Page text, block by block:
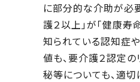
に部分的な介助が必
護２以上」が「健康寿
知られている認知症
値も、要介護２認定の
秘等についても、適